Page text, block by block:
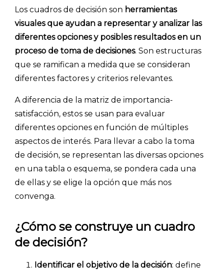
Los cuadros de decisión son herramientas
visuales que ayudan a representar y analizar las
diferentes opciones y posibles resultados en un
proceso de toma de decisiones. Son estructuras
que se ramifican a medida que se consideran
diferentes factores y criterios relevantes.
A diferencia de la matriz de importancia-
satisfacción, estos se usan para evaluar
diferentes opciones en función de múltiples
aspectos de interés. Para llevar a cabo la toma
de decisión, se representan las diversas opciones
en una tabla o esquema, se pondera cada una
de ellas y se elige la opción que más nos
convenga.
¿Cómo se construye un cuadro
de decisión?
Identificar el objetivo de la decisión: define